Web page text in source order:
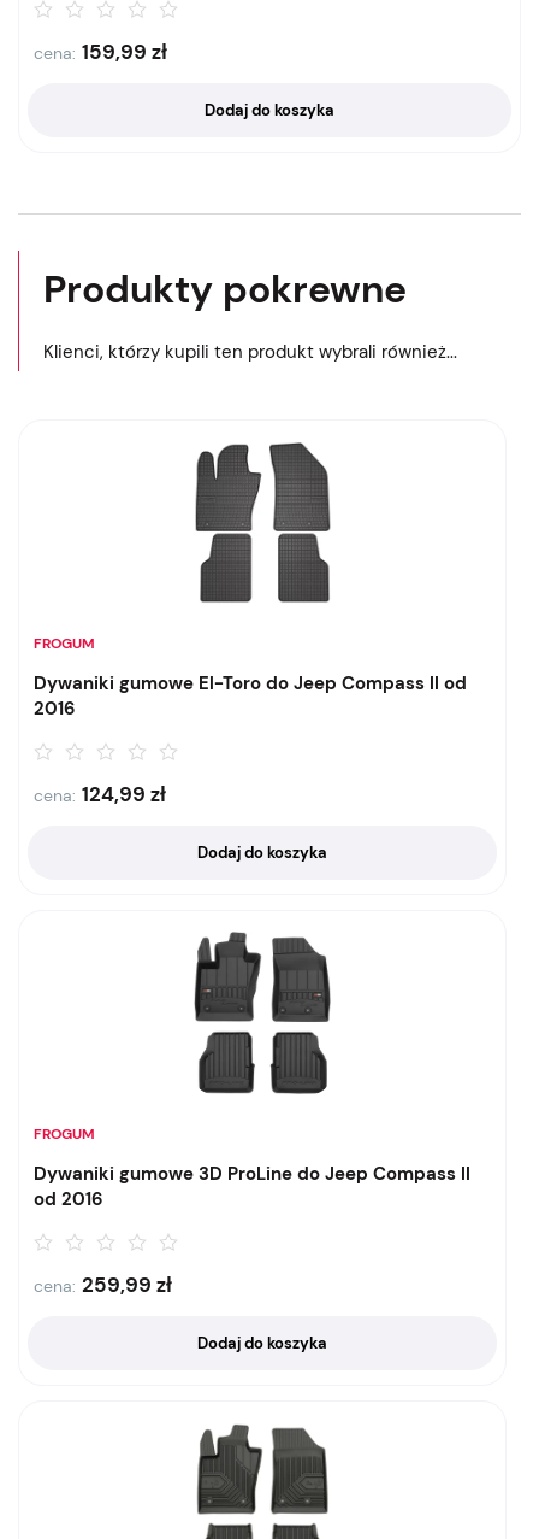
cena: 159,99 zł
Dodaj do koszyka
Produkty pokrewne
Klienci, którzy kupili ten produkt wybrali również...
FROGUM
Dywaniki gumowe El-Toro do Jeep Compass II od
2016
cena: 124,99 zł
Dodaj do koszyka
FROGUM
Dywaniki gumowe 3D ProLine do Jeep Compass II
od 2016
cena: 259,99 zł
Dodaj do koszyka